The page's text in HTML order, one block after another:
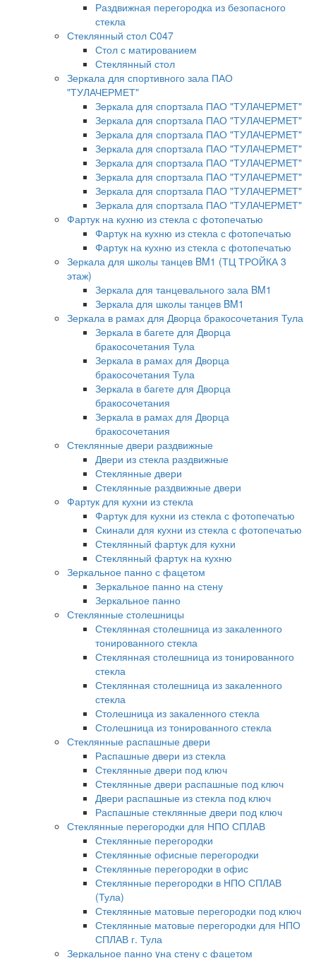
Раздвижная перегородка из безопасного
стекла
Стеклянный стол С047
Стол с матированием
Стеклянный стол
Зеркала для спортивного зала ПАО
"ТУЛАЧЕРМЕТ"
Зеркала для спортзала ПАО "ТУЛАЧЕРМЕТ"
Зеркала для спортзала ПАО "ТУЛАЧЕРМЕТ"
Зеркала для спортзала ПАО "ТУЛАЧЕРМЕТ"
Зеркала для спортзала ПАО "ТУЛАЧЕРМЕТ"
Зеркала для спортзала ПАО "ТУЛАЧЕРМЕТ"
Зеркала для спортзала ПАО "ТУЛАЧЕРМЕТ"
Зеркала для спортзала ПАО "ТУЛАЧЕРМЕТ"
Зеркала для спортзала ПАО "ТУЛАЧЕРМЕТ"
Фартук на кухню из стекла с фотопечатью
Фартук на кухню из стекла с фотопечатью
Фартук на кухню из стекла с фотопечатью
Зеркала для школы танцев BM1 (ТЦ ТРОЙКА 3
этаж)
Зеркала для танцевального зала BM1
Зеркала для школы танцев BM1
Зеркала в рамах для Дворца бракосочетания Тула
Зеркала в багете для Дворца
бракосочетания Тула
Зеркала в рамах для Дворца
бракосочетания Тула
Зеркала в багете для Дворца
бракосочетания
Зеркала в рамах для Дворца
бракосочетания
Стеклянные двери раздвижные
Двери из стекла раздвижные
Стеклянные двери
Стеклянные раздвижные двери
Фартук для кухни из стекла
Фартук для кухни из стекла с фотопечатью
Скинали для кухни из стекла с фотопечатью
Стеклянный фартук для кухни
Стеклянный фартук на кухню
Зеркальное панно с фацетом
Зеркальное панно на стену
Зеркальное панно
Стеклянные столешницы
Стеклянная столешница из закаленного
тонированного стекла
Стеклянная столешница из тонированного
стекла
Стеклянная столешница из закаленного
стекла
Столешница из закаленного стекла
Столешница из тонированного стекла
Стеклянные распашные двери
Распашные двери из стекла
Стеклянные двери под ключ
Стеклянные двери распашные под ключ
Двери распашные из стекла под ключ
Распашные стеклянные двери под ключ
Стеклянные перегородки для НПО СПЛАВ
Стеклянные перегородки
Стеклянные офисные перегородки
Стеклянные перегородки в офис
Стеклянные перегородки в НПО СПЛАВ
(Тула)
Стеклянные матовые перегородки под ключ
Стеклянные матовые перегородки для НПО
СПЛАВ г. Тула
Зеркальное панно yна стену с фацетом